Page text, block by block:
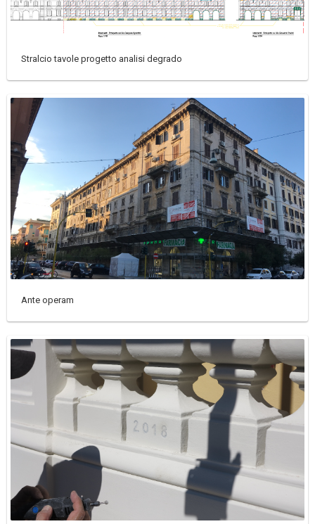
Stralcio tavole progetto analisi degrado
Ante operam